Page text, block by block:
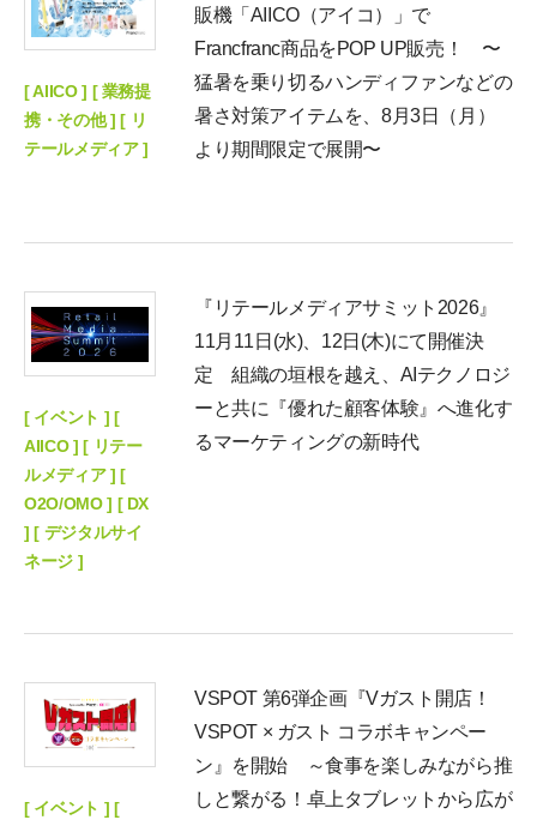
[ AIICO ] [ 業務提
携・その他 ] [ リ
テールメディア ]
販機「AIICO（アイコ）」で
Francfranc商品をPOP UP販売！ 〜
猛暑を乗り切るハンディファンなどの
暑さ対策アイテムを、8月3日（月）
より期間限定で展開〜
[ イベント ] [
AIICO ] [ リテー
ルメディア ] [
O2O/OMO ] [ DX
] [ デジタルサイ
ネージ ]
『リテールメディアサミット2026』
11月11日(水)、12日(木)にて開催決
定 組織の垣根を越え、AIテクノロジ
ーと共に『優れた顧客体験』へ進化す
るマーケティングの新時代
[ イベント ] [
VSPOT 第6弾企画『Vガスト開店！
VSPOT × ガスト コラボキャンペー
ン』を開始 ～食事を楽しみながら推
しと繋がる！卓上タブレットから広が